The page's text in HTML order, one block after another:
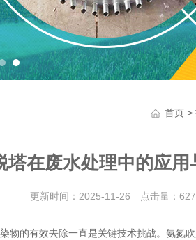
首页>
塔在废水处理中的应用
更新时间：2025-11-26 点击量：627
的有效去除一直是关键技术挑战。氨氮